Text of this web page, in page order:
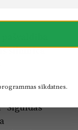
slimnīca
sīkdatnes.